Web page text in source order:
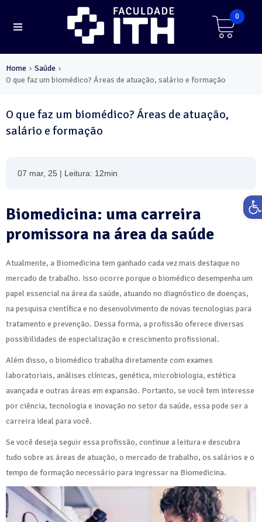
0
Home › Saúde ›
O que faz um biomédico? Áreas de atuação, salário e formação
O que faz um biomédico? Áreas de atuação,
salário e formação
07 mar, 25 | Leitura: 12min
Biomedicina: uma carreira
promissora na área da saúde
Atualmente, a Biomedicina tem ganhado cada vez mais destaque no
mercado de trabalho. Isso ocorre porque o biomédico desempenha um
papel essencial na área da saúde, atuando no diagnóstico de doenças,
na pesquisa científica e no desenvolvimento de novas tecnologias para
tratamento e prevenção. Dessa forma, a profissão oferece diversas
possibilidades de especialização e crescimento profissional.
Além disso, o biomédico trabalha diretamente com exames
laboratoriais, análises clínicas, genética, microbiologia, estética
avançada e outras áreas em expansão. Portanto, se você tem interesse
por ciência, tecnologia e inovação no setor da saúde, essa pode ser a
carreira ideal para você.
Se você deseja seguir essa profissão, continue a leitura e descubra
tudo sobre as áreas de atuação, o mercado de trabalho, os salários e o
tempo de formação necessário para ingressar na Biomedicina.